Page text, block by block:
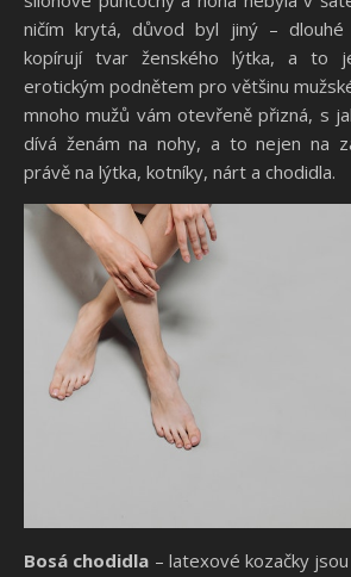
ničím krytá, důvod byl jiný – dlouhé
kopírují tvar ženského lýtka, a to
erotickým podnětem pro většinu
mnoho mužů vám otevřeně přizná, s
dívá ženám na nohy, a to nejen na
právě na lýtka, kotníky, nárt a chodidla.
Bosá chodidla – latexové kozačky